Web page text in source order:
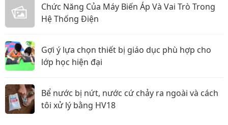
Chức Năng Của Máy Biến Áp Và Vai Trò Trong
Hệ Thống Điện
Gợi ý lựa chọn thiết bị giáo dục phù hợp cho
lớp học hiện đại
Bể nước bị nứt, nước cứ chảy ra ngoài và cách
tôi xử lý bằng HV18